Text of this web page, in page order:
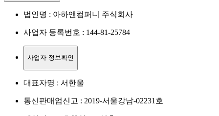
법인명 : 아하앤컴퍼니 주식회사
사업자 등록번호 : 144-81-25784
사업자 정보확인
대표자명 : 서한울
통신판매업신고 : 2019-서울강남-02231호